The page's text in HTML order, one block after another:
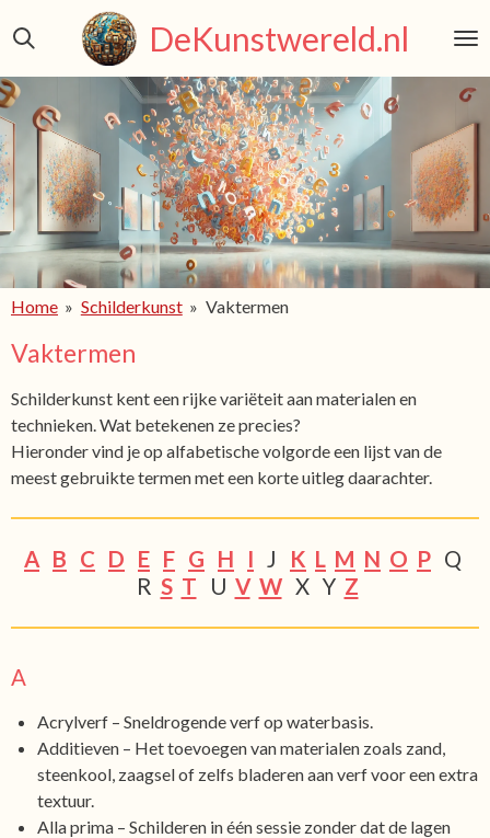
direct
naar
de
hoofdinhoud
DeKunstwereld.nl
Home » Schilderkunst » Vaktermen
Vaktermen
Schilderkunst kent een rijke variëteit aan materialen en
technieken. Wat betekenen ze precies?
Hieronder vind je op alfabetische volgorde een lijst van de
meest gebruikte termen met een korte uitleg daarachter.
A B C D E F G H I J K L M N O P Q
R S T U V W X Y Z
A
Acrylverf – Sneldrogende verf op waterbasis.
Additieven – Het toevoegen van materialen zoals zand,
steenkool, zaagsel of zelfs bladeren aan verf voor een extra
textuur.
Alla prima – Schilderen in één sessie zonder dat de lagen